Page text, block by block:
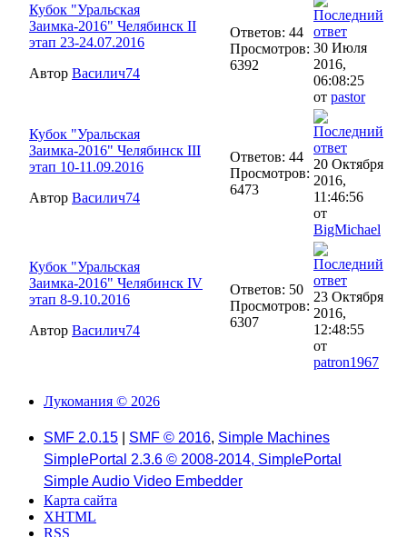
Кубок "Уральская
Заимка-2016" Челябинск II
этап 23-24.07.2016
Автор Василич74
Ответов: 44
Просмотров:
6392
30 Июля
2016,
06:08:25
от pastor
Кубок "Уральская
Заимка-2016" Челябинск III
этап 10-11.09.2016
Автор Василич74
Ответов: 44
Просмотров:
6473
20 Октября
2016,
11:46:56
от
BigMichael
Кубок "Уральская
Заимка-2016" Челябинск IV
этап 8-9.10.2016
Автор Василич74
Ответов: 50
Просмотров:
6307
23 Октября
2016,
12:48:55
от
patron1967
Лукомания © 2026
SMF 2.0.15 SMF © 2016, Simple Machines
SimplePortal 2.3.6 © 2008-2014, SimplePortal
Simple Audio Video Embedder
Карта сайта
XHTML
RSS